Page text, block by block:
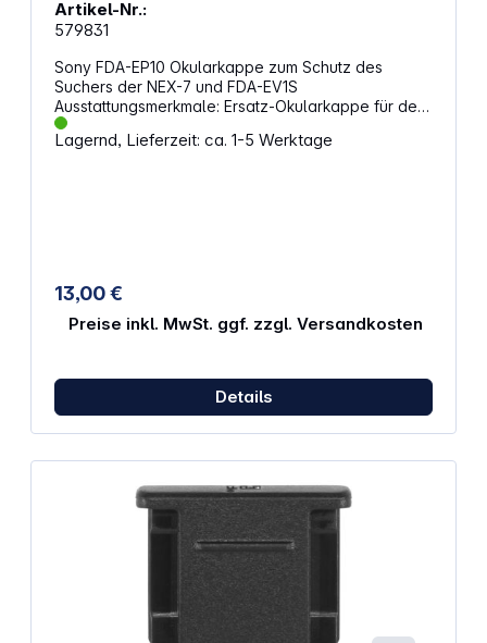
Artikel-Nr.:
579831
Sony FDA-EP10 Okularkappe zum Schutz des
Suchers der NEX-7 und FDA-EV1S
Ausstattungsmerkmale: Ersatz-Okularkappe für den
elektronischen Sucher Mehr Durchblick -
insbesondere für Brillenträger - beim Sehen durch
Lagernd, Lieferzeit: ca. 1-5 Werktage
13,00 €
Preise inkl. MwSt. ggf. zzgl. Versandkosten
Details